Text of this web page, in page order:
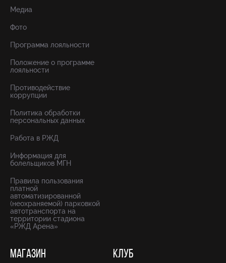
Медиа
Фото
Программа лояльности
Положение о программе
лояльности
Противодействие
коррупции
Политика обработки
персональных данных
Работа в РЖД
Информация для
болельщиков МГН
Правила пользования
платной
автоматизированной
(неохраняемой) парковкой
автотранспорта на
территории стадиона
«РЖД Арена»
МАГАЗИН КЛУБ